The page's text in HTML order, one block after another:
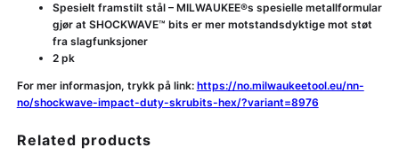
Spesielt framstilt stål – MILWAUKEE®s spesielle metallformular
gjør at SHOCKWAVE™ bits er mer motstandsdyktige mot støt
fra slagfunksjoner
2 pk
For mer informasjon, trykk på link: https://no.milwaukeetool.eu/nn-
no/shockwave-impact-duty-skrubits-hex/?variant=8976
Related products